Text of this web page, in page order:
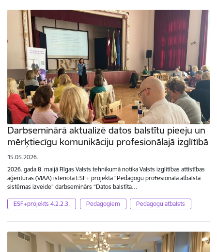
Darbseminārā aktualizē datos balstītu pieeju un
mērķtiecīgu komunikāciju profesionālajā izglītībā
15.05.2026.
2026. gada 8. maijā Rīgas Valsts tehnikumā notika Valsts izglītības attīstības
aģentūras (VIAA) īstenotā ESF+ projekta “Pedagogu profesionālā atbalsta
sistēmas izveide” darbseminārs “Datos balstīta…
ESF+projekts 4.2.2.3. Pedagogiem Pedagogu atbalsts